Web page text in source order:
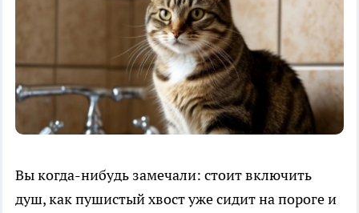
Вы когда-нибудь замечали: стоит включить
душ, как пушистый хвост уже сидит на пороге и